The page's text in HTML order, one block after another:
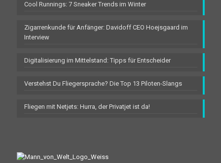
Cool Runnings: 7 Sneaker Trends im Winter
Zigarrenkunde für Anfänger: Davidoff CEO Hoejsgaard im
Interview
Digitalisierung im Mittelstand: Tipps für Entscheider
Verstehst Du Fliegersprache? Die Top 13 Piloten-Slangs
Fliegen mit Netjets: Hurra, der Privatjet ist da!